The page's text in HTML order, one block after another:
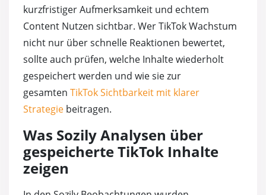
kurzfristiger Aufmerksamkeit und echtem
Content Nutzen sichtbar. Wer TikTok Wachstum
nicht nur über schnelle Reaktionen bewertet,
sollte auch prüfen, welche Inhalte wiederholt
gespeichert werden und wie sie zur
gesamten TikTok Sichtbarkeit mit klarer
Strategie beitragen.
Was Sozily Analysen über
gespeicherte TikTok Inhalte
zeigen